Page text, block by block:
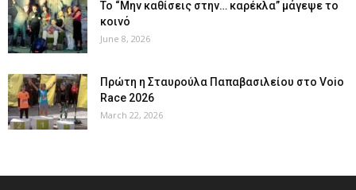
Το “Μην καθίσεις στην… καρέκλα” μάγεψε το
κοινό
June 8, 2026
Πρώτη η Σταυρούλα Παπαβασιλείου στο Voio
Race 2026
March 22, 2026